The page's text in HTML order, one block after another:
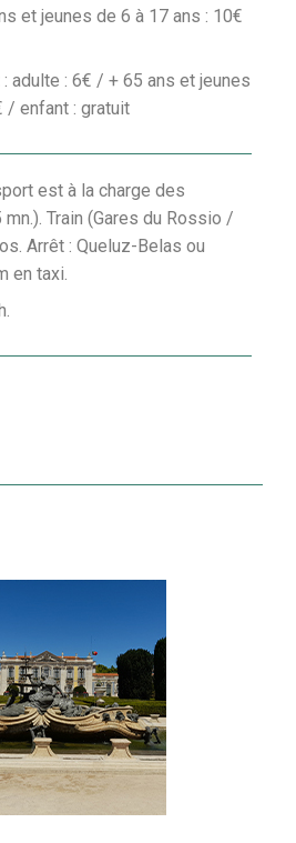
et jeunes de 6 à 17 ans : 10€
: adulte : 6€ / + 65 ans et jeunes
/ enfant : gratuit
est à la charge des
Train (Gares du Rossio /
Arrêt : Queluz-Belas ou
en taxi.